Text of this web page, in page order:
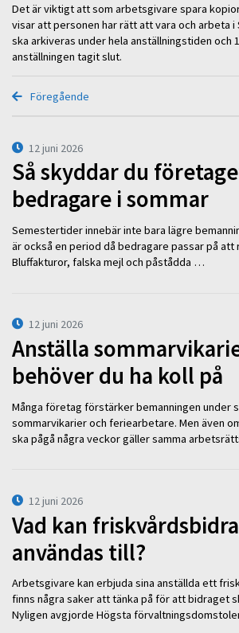
Det är viktigt att som arbetsgivare spara
visar att personen har rätt att vara och arbeta i
ska arkiveras under hela anställningstiden och
anställningen tagit slut.
Föregående
12 juni 2026
Så skyddar du
bedragare i sommar
Semestertider innebär inte bara lägre
är också en period då bedragare passar på att
Bluffakturor, falska mejl och påstådda …
12 juni 2026
Anställa
behöver du ha koll på
Många företag förstärker bemanningen under
sommarvikarier och feriearbetare. Men även
ska pågå några veckor gäller samma
12 juni 2026
Vad kan
användas till?
Arbetsgivare kan erbjuda sina anställda ett
finns några saker att tänka på för att bidraget
Nyligen avgjorde Högsta